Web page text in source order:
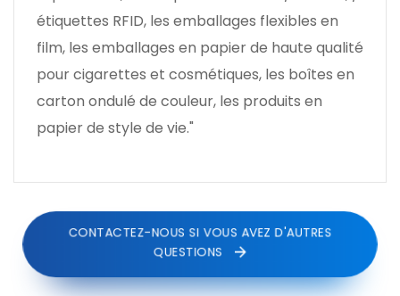
étiquettes RFID, les emballages flexibles en
film, les emballages en papier de haute qualité
pour cigarettes et cosmétiques, les boîtes en
carton ondulé de couleur, les produits en
papier de style de vie."
CONTACTEZ-NOUS SI VOUS AVEZ D'AUTRES
QUESTIONS